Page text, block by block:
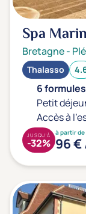
Spa
Bretagne-
Thalasso
6
Petit
Accès à
à partir de
96 €
JUSQU'À
-32%